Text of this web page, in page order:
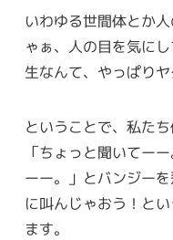
いわゆる世間体とか
ゃぁ、人の目を気に
生なんて、やっぱりヤ
ということで、私た
「ちょっと聞いてー
ーー。」とバンジー
に叫んじゃおう！と
ます。